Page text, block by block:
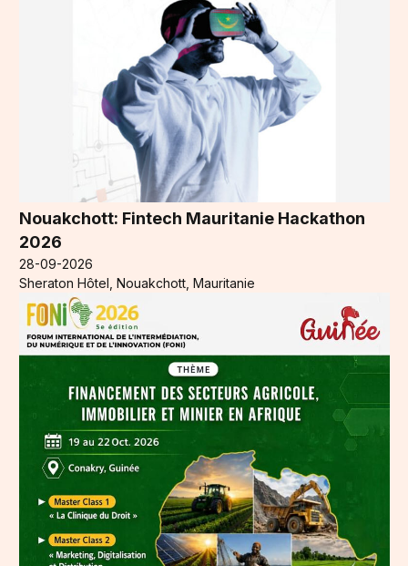
Nouakchott: Fintech Mauritanie Hackathon
2026
28-09-2026
Sheraton Hôtel, Nouakchott, Mauritanie